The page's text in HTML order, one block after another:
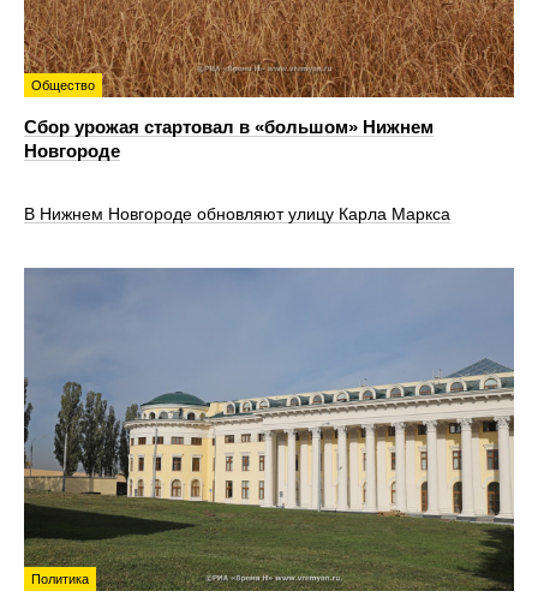
Общество
Сбор урожая стартовал в «большом» Нижнем
Новгороде
В Нижнем Новгороде обновляют улицу Карла Маркса
Политика